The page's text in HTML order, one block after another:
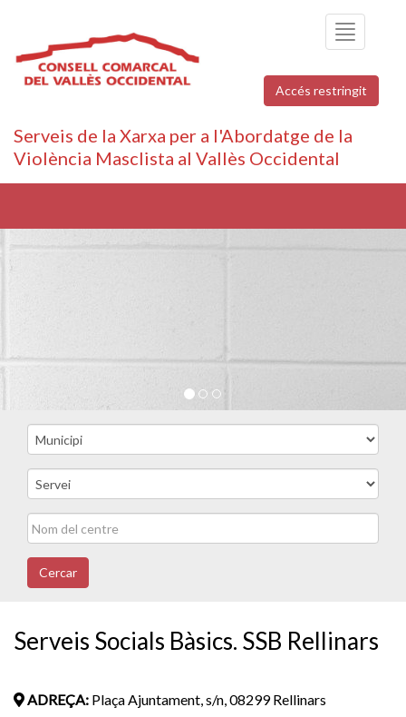
Toggle
navigation
Accés restringit
Serveis de la Xarxa per a l'Abordatge de la
Violència Masclista al Vallès Occidental
Cercar
Serveis Socials Bàsics. SSB Rellinars
ADREÇA: Plaça Ajuntament, s/n, 08299 Rellinars